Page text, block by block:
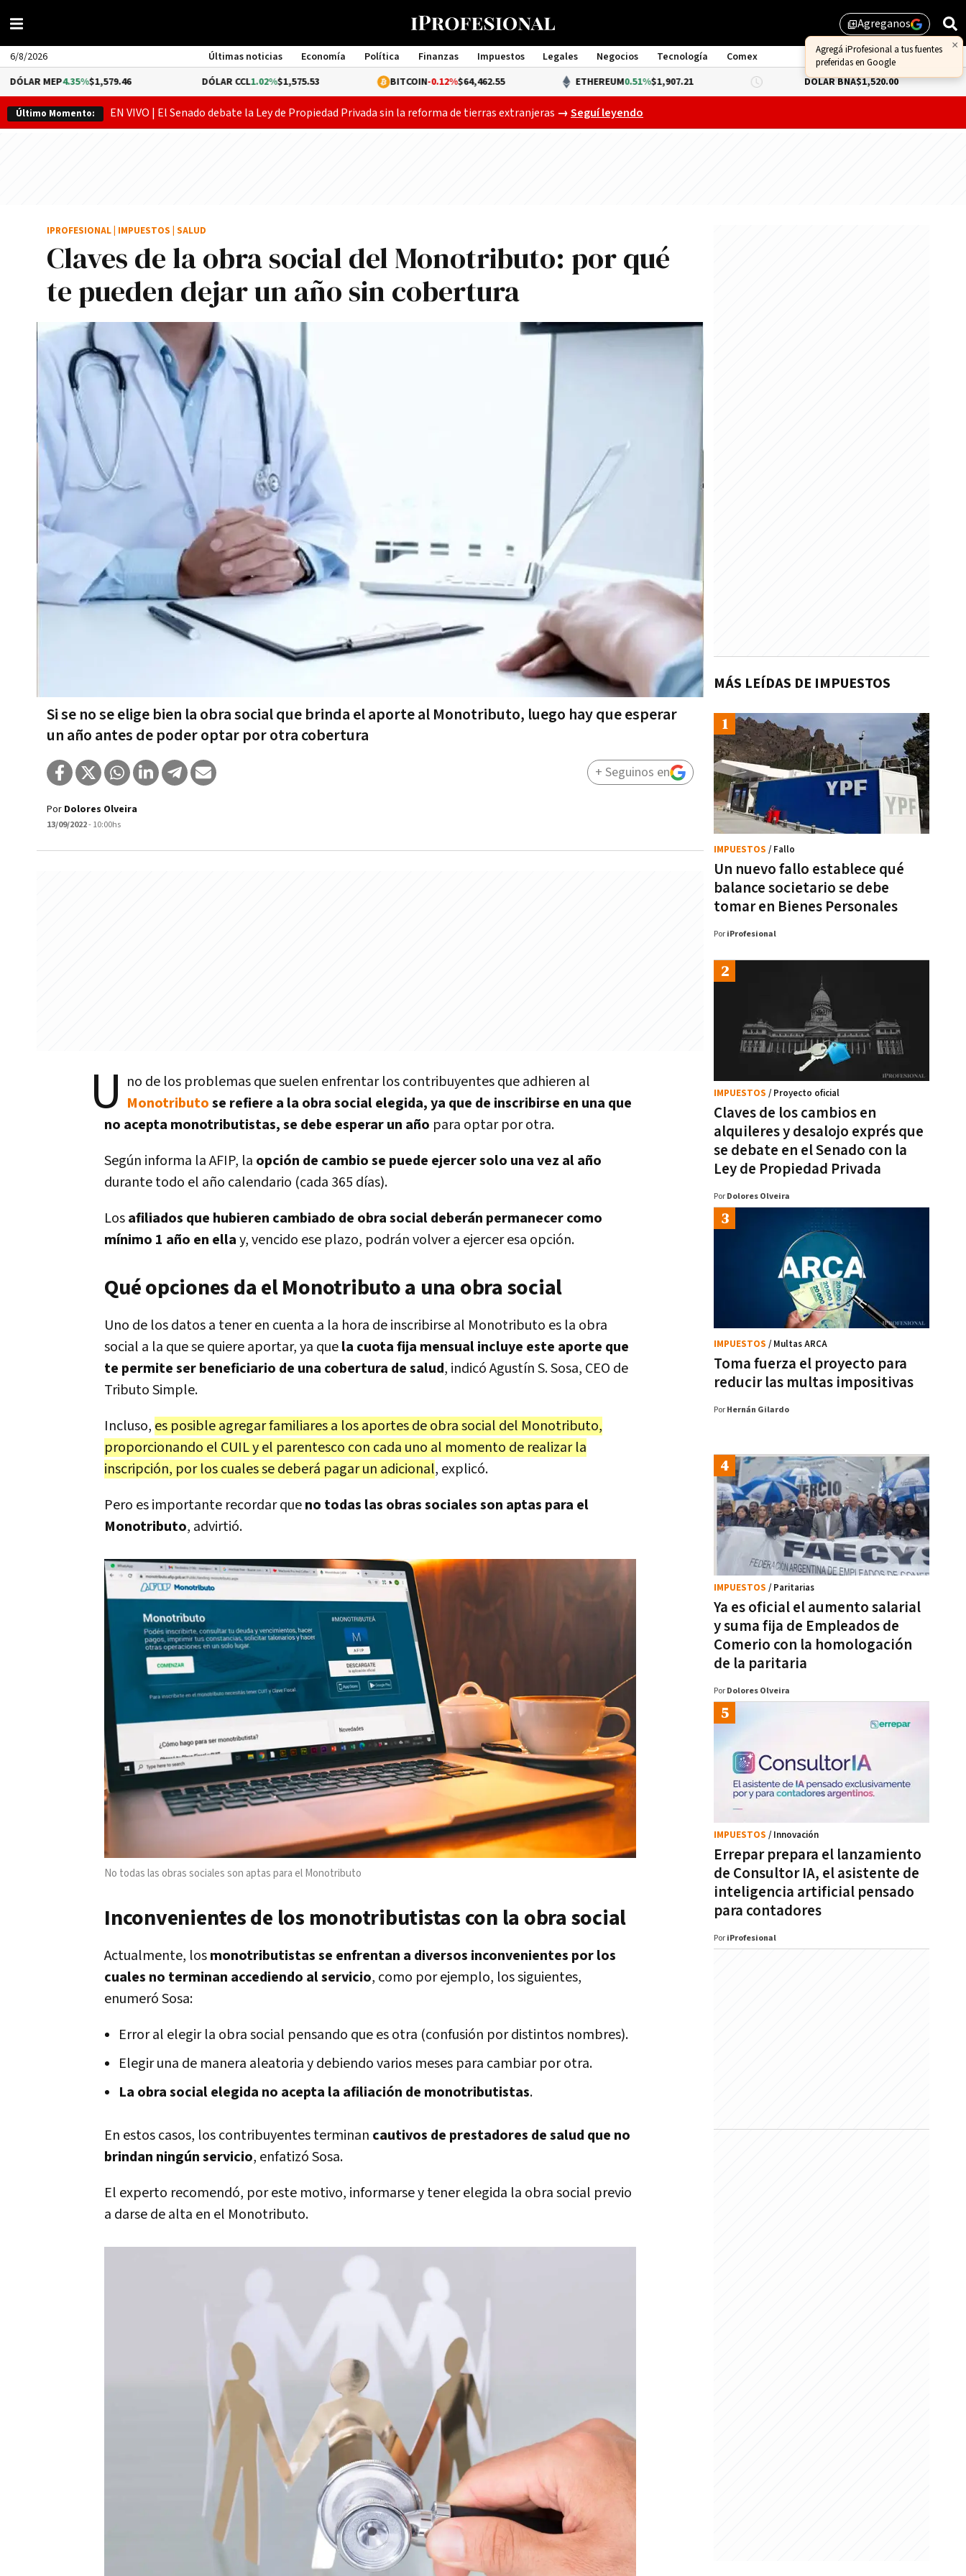
library_addAgreganos
×
Agregá iProfesional a tus fuentes
preferidas en Google
6/8/2026 Últimas noticias Economía Política Finanzas Impuestos Legales Negocios Tecnología
Comex
Management
4.35%$1,579.46 1.02%$1,575.53 BITCOIN-0.12%$64,462.55 ETHEREUM 0.51%$1,907.21 DÓLAR BNA$1,520.00 DÓLAR
Último Momento: EN VIVO | El Senado debate la Ley de Propiedad Privada sin la reforma de tierras extranjeras Gobierno busca aprobar lo que queda de "propiedad privada" y evitar un
→Seguí leyendo
Claves de la obra social del Monotributo: por qué
te pueden dejar un año sin cobertura
Si se no se elige bien la obra social que brinda el aporte al Monotributo, luego hay que esperar
un año antes de poder optar por otra cobertura
IPROFESIONAL IMPUESTOS SALUD
Por Dolores Olveira
13/09/2022- 10:00hs
+ Seguinos en
U no de los problemas que suelen enfrentar los contribuyentes que adhieren al
Monotributose refiere a la obra social elegida, ya que de inscribirse en una que
no acepta monotributistas, se debe esperar un año para optar por otra.
Según informa la AFIP, la opción de cambio se puede ejercer solo una vez al año
durante todo el año calendario (cada 365 días).
Losafiliados que hubieren cambiado de obra social deberán permanecer como
mínimo 1 año en ellay, vencido ese plazo, podrán volver a ejercer esa opción.
Qué opciones da el Monotributo a una obra social
Uno de los datos a tener en cuenta a la hora de inscribirse al Monotributo es la obra
social a la que se quiere aportar, ya quela cuota fija mensual incluye este aporte que
te permite ser beneficiario de una cobertura de salud, indicó Agustín S. Sosa, CEO de
Tributo Simple.
Incluso, es posible agregar familiares a los aportes de obra social del Monotributo,
proporcionando el CUIL y el parentesco con cada uno al momento de realizar la
inscripción, por los cuales se deberá pagar un adicional, explicó.
Pero es importante recordar queno todas las obras sociales son aptas para el
Monotributo, advirtió.
No todas las obras sociales son aptas para el Monotributo
Inconvenientes de los monotributistas con la obra social
Actualmente, losmonotributistas se enfrentan a diversos inconvenientes por los
cuales no terminan accediendo al servicio, como por ejemplo, los siguientes,
enumeró Sosa:
Error al elegir la obra social pensando que es otra (confusión por distintos nombres).
Elegir una de manera aleatoria y debiendo varios meses para cambiar por otra.
La obra social elegida no acepta la afiliación de monotributistas.
En estos casos, los contribuyentes terminan cautivos de prestadores de salud que no
brindan ningún servicio, enfatizó Sosa.
El experto recomendó, por este motivo, informarse y tener elegida la obra social previo
a darse de alta en el Monotributo.
MÁS LEÍDAS DE IMPUESTOS
Un nuevo fallo establece qué
balance societario se debe
tomar en Bienes Personales
IMPUESTOS / Fallo
Por iProfesional
Claves de los cambios en
alquileres y desalojo exprés que
se debate en el Senado con la
Ley de Propiedad Privada
IMPUESTOS / Proyecto oficial
Por Dolores Olveira
Toma fuerza el proyecto para
reducir las multas impositivas
IMPUESTOS / Multas ARCA
Por Hernán Gilardo
Ya es oficial el aumento salarial
y suma fija de Empleados de
Comerio con la homologación
de la paritaria
IMPUESTOS / Paritarias
Por Dolores Olveira
Errepar prepara el lanzamiento
de Consultor IA, el asistente de
inteligencia artificial pensado
para contadores
IMPUESTOS / Innovación
Por iProfesional